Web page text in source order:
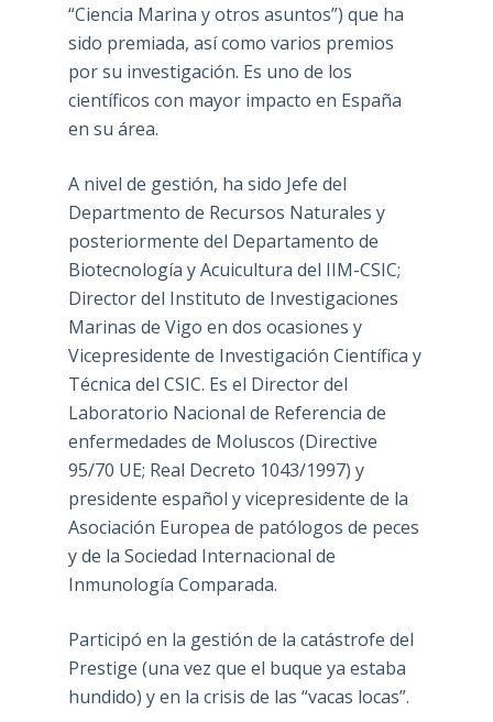
“Ciencia Marina y otros asuntos”) que ha
sido premiada, así como varios premios
por su investigación. Es uno de los
científicos con mayor impacto en España
en su área.
A nivel de gestión, ha sido Jefe del
Departmento de Recursos Naturales y
posteriormente del Departamento de
Biotecnología y Acuicultura del IIM-CSIC;
Director del Instituto de Investigaciones
Marinas de Vigo en dos ocasiones y
Vicepresidente de Investigación Científica y
Técnica del CSIC. Es el Director del
Laboratorio Nacional de Referencia de
enfermedades de Moluscos (Directive
95/70 UE; Real Decreto 1043/1997) y
presidente español y vicepresidente de la
Asociación Europea de patólogos de peces
y de la Sociedad Internacional de
Inmunología Comparada.
Participó en la gestión de la catástrofe del
Prestige (una vez que el buque ya estaba
hundido) y en la crisis de las “vacas locas”.